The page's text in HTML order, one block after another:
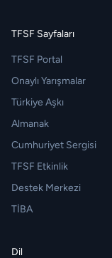
TFSF Sayfaları
TFSF Portal
Onaylı Yarışmalar
Türkiye Aşkı
Almanak
Cumhuriyet Sergisi
TFSF Etkinlik
Destek Merkezi
TİBA
Dil